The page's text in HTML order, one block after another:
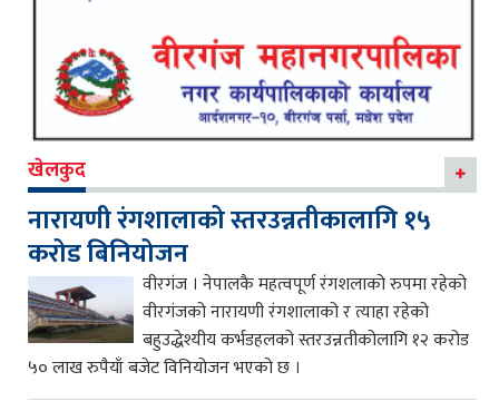
खेलकुद
नारायणी रंगशालाको स्तरउन्नतीकालागि १५
करोड बिनियोजन
वीरगंज । नेपालकै महत्वपूर्ण रंगशलाको रुपमा रहेको
वीरगंजको नारायणी रंगशालाको र त्याहा रहेको
बहुउद्धेश्यीय कर्भडहलको स्तरउन्नतीकोलागि १२ करोड
५० लाख रुपैयाँ बजेट विनियोजन भएको छ ।